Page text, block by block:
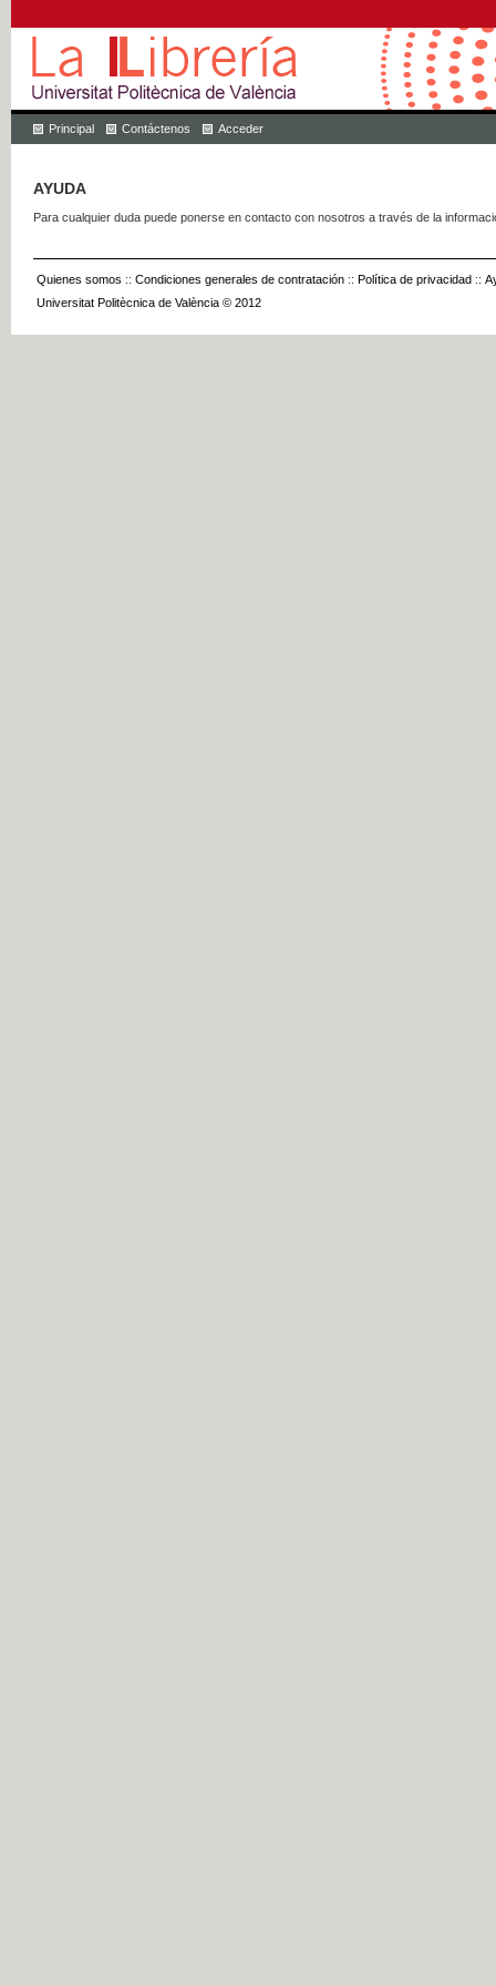
Principal Contáctenos Acceder
AYUDA
Para cualquier duda puede ponerse en contacto con nosotros a través de la
Quienes somos :: Condiciones generales de contratación :: Política de privacidad ::
Universitat Politècnica de València © 2012